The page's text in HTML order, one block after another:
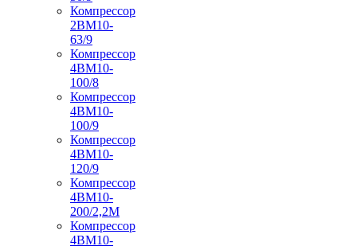
Компрессор
2ВМ10-
63/9
Компрессор
4ВМ10-
100/8
Компрессор
4ВМ10-
100/9
Компрессор
4ВМ10-
120/9
Компрессор
4ВМ10-
200/2,2М
Компрессор
4ВМ10-